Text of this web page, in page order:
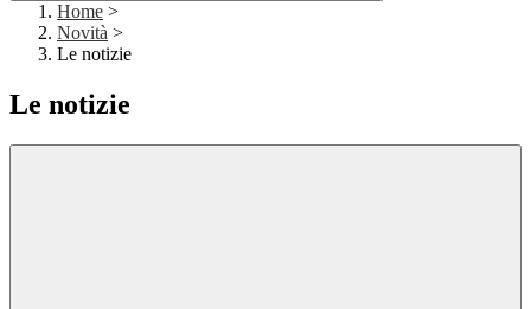
Home >
Novità >
Le notizie
Le notizie